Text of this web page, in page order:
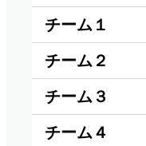
チーム１
チーム２
チーム３
チーム４